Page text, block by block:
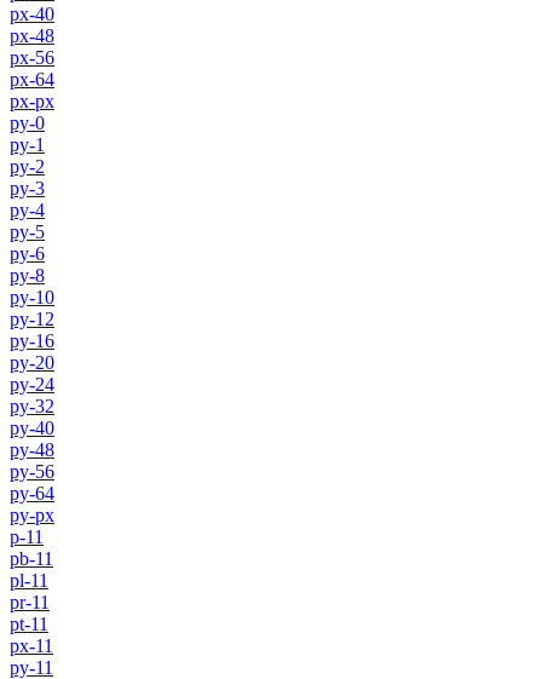
px-40
px-48
px-56
px-64
px-px
py-0
py-1
py-2
py-3
py-4
py-5
py-6
py-8
py-10
py-12
py-16
py-20
py-24
py-32
py-40
py-48
py-56
py-64
py-px
p-11
pb-11
pl-11
pr-11
pt-11
px-11
py-11